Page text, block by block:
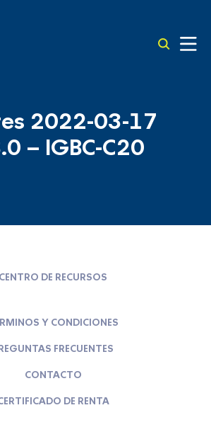
2022-03-17
– IGBC-C20
CENTRO DE RECURSOS
Y CONDICIONES
FRECUENTES
CONTACTO
DE RENTA